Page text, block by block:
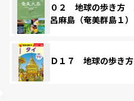
０２ 地球の歩き
呂麻島（奄美群島１
Ｄ１７ 地球の歩き